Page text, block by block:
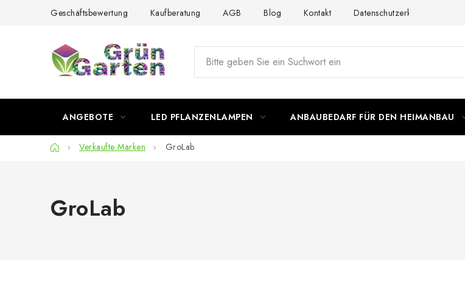
Geschäftsbewertung Kaufberatung AGB Blog Kontakt Datenschutzerklärung
ANGEBOTE LED PFLANZENLAMPEN ANBAUBEDARF FÜR DEN HEIMANBAU
StartseiteVerkaufte Marken GroLab
GroLab